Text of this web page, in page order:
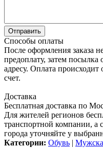
Способы оплаты
После оформления заказа
предоплату, затем посылка
адресу. Оплата
счет.
Доставка
Бесплатная доставка по
Для жителей регионов
транспортной компании, а
города уточняйте у
Категории: Обувь |